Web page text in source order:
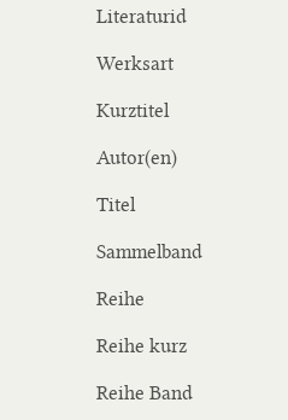
Literaturid
Werksart
Kurztitel
Autor(en)
Titel
Sammelband
Reihe
Reihe kurz
Reihe Band